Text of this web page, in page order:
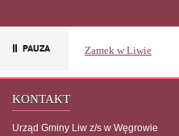
Zamek w Liwie
KONTAKT
Urząd Gminy Liw z/s w Węgrowie